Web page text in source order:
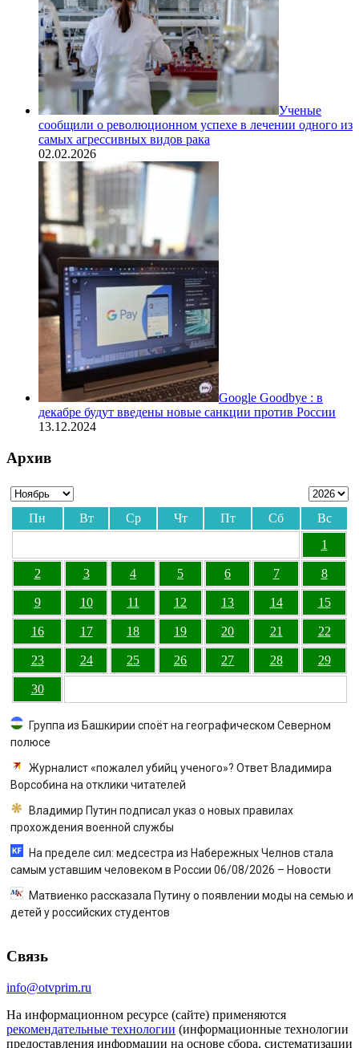
Ученые
сообщили о революционном успехе в лечении одного из
самых агрессивных видов рака
02.02.2026
Google Goodbye : в
декабре будут введены новые санкции против России
13.12.2024
Архив
Пн Вт Ср Чт Пт Сб
Вс
1
2 3 4 5 6 7 8
9 10 11 12 13 14 15
16 17 18 19 20 21 22
23 24 25 26 27 28 29
30
Группа из Башкирии споёт на географическом Северном
полюсе
Журналист «пожалел убийц ученого»? Ответ Владимира
Ворсобина на отклики читателей
Владимир Путин подписал указ о новых правилах
прохождения военной службы
На пределе сил: медсестра из Набережных Челнов стала
самым уставшим человеком в России 06/08/2026 – Новости
Матвиенко рассказала Путину о появлении моды на семью и
детей у российских студентов
Связь
info@otvprim.ru
На информационном ресурсе (сайте) применяются
рекомендательные технологии (информационные технологии
предоставления информации на основе сбора, систематизации